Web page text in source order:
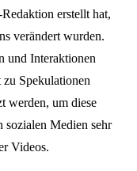
erstellt hat,
verändert wurden.
und Interaktionen
Spekulationen
werden, um diese
sozialen Medien sehr
Videos.